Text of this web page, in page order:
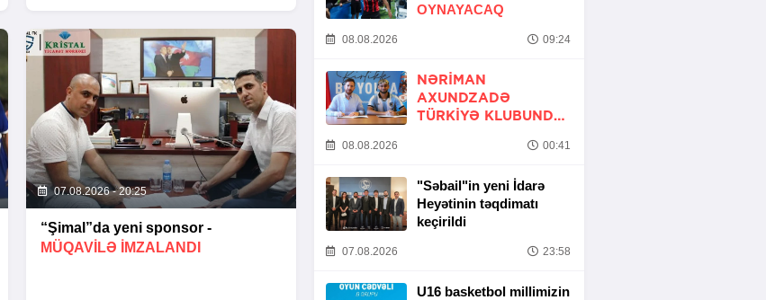
07.08.2026 - 20:25
“Şimal”da yeni sponsor -
MÜQAVİLƏ İMZALANDI
OYNAYACAQ
08.08.2026 09:24
NƏRIMAN
AXUNDZADƏ
TÜRKIYƏ KLUBUNDA
08.08.2026 00:41
"Səbail"in yeni İdarə
Heyətinin təqdimatı
keçirildi
07.08.2026 23:58
U16 basketbol millimizin